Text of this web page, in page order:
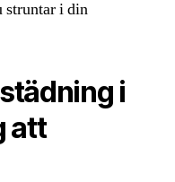
struntar i din
i
att